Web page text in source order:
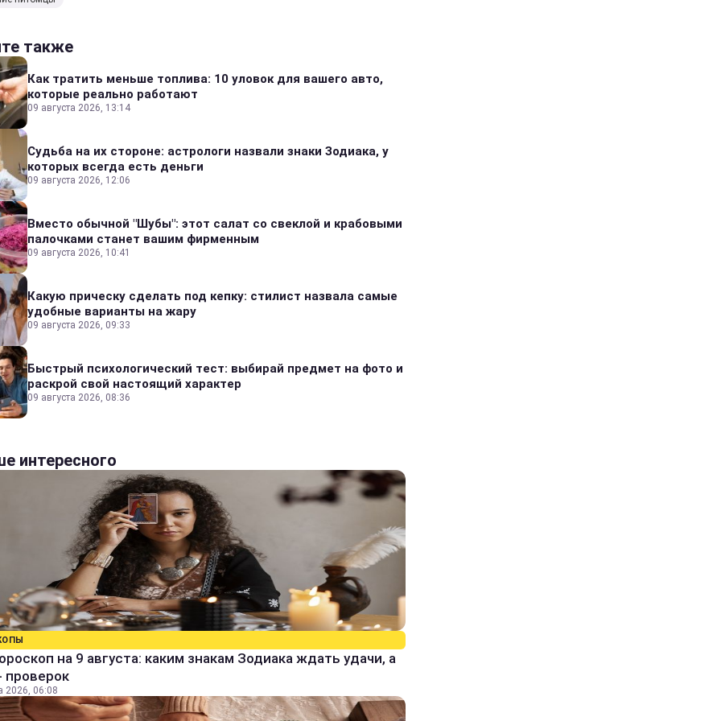
также
Как тратить меньше топлива: 10 уловок для вашего авто,
которые реально работают
09 августа 2026, 13:14
Судьба на их стороне: астрологи назвали знаки Зодиака, у
которых всегда есть деньги
09 августа 2026, 12:06
Вместо обычной "Шубы": этот салат со свеклой и крабовыми
палочками станет вашим фирменным
09 августа 2026, 10:41
Какую прическу сделать под кепку: стилист назвала самые
удобные варианты на жару
09 августа 2026, 09:33
Быстрый психологический тест: выбирай предмет на фото и
раскрой свой настоящий характер
09 августа 2026, 08:36
интересного
на 9 августа: каким знакам Зодиака ждать удачи, а
проверок
2026, 06:08